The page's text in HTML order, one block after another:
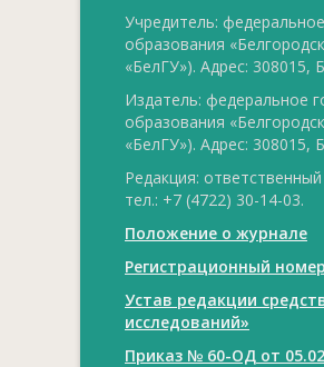
Учредитель:
образования
«БелГУ»). Адрес: 308015,
Издатель: федеральное
образования
«БелГУ»). Адрес: 308015,
Редакция:
тел.: +7 (4722) 30-14-03.
Положение о журнале
Регистрационный
Устав редакции
исследований»
Приказ № 60-ОД от